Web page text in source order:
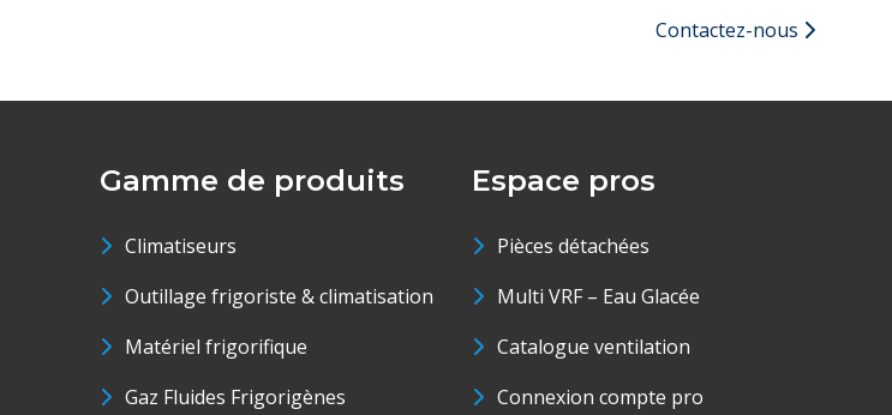
Contactez-nous
Gamme de produits
Climatiseurs
Outillage frigoriste & climatisation
Matériel frigorifique
Gaz Fluides Frigorigènes
Espace pros
Pièces détachées
Multi VRF – Eau Glacée
Catalogue ventilation
Connexion compte pro